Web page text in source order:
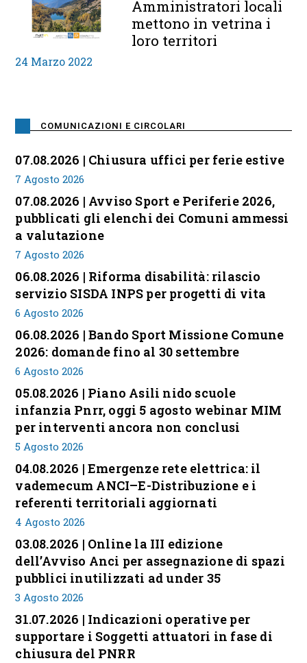
Amministratori locali
mettono in vetrina i
loro territori
24 Marzo 2022
COMUNICAZIONI E CIRCOLARI
07.08.2026 | Chiusura uffici per ferie estive
7 Agosto 2026
07.08.2026 | Avviso Sport e Periferie 2026,
pubblicati gli elenchi dei Comuni ammessi
a valutazione
7 Agosto 2026
06.08.2026 | Riforma disabilità: rilascio
servizio SISDA INPS per progetti di vita
6 Agosto 2026
06.08.2026 | Bando Sport Missione Comune
2026: domande fino al 30 settembre
6 Agosto 2026
05.08.2026 | Piano Asili nido scuole
infanzia Pnrr, oggi 5 agosto webinar MIM
per interventi ancora non conclusi
5 Agosto 2026
04.08.2026 | Emergenze rete elettrica: il
vademecum ANCI–E-Distribuzione e i
referenti territoriali aggiornati
4 Agosto 2026
03.08.2026 | Online la III edizione
dell’Avviso Anci per assegnazione di spazi
pubblici inutilizzati ad under 35
3 Agosto 2026
31.07.2026 | Indicazioni operative per
supportare i Soggetti attuatori in fase di
chiusura del PNRR